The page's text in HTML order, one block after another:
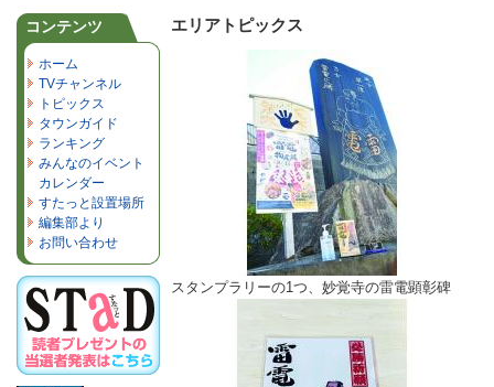
エリアトピックス
スタンプラリーの1つ、妙覚寺の雷電顕彰碑
コンテンツ
ホーム
TVチャンネル
トピックス
タウンガイド
ランキング
みんなのイベント
カレンダー
すたっと設置場所
編集部より
お問い合わせ